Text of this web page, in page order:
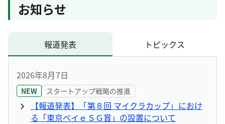
お知らせ
報道発表 トピックス
2026年8月7日
NEW スタートアップ戦略の推進
【報道発表】「第８回 マイクラカップ」におけ
る「東京ベイｅＳＧ賞」の設置について